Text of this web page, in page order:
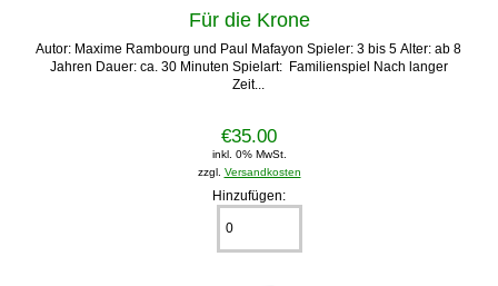
Für die Krone
Autor: Maxime Rambourg und Paul Mafayon Spieler: 3 bis 5 Alter: ab 8
Jahren Dauer: ca. 30 Minuten Spielart: Familienspiel Nach langer
Zeit...
€35.00
inkl. 0% MwSt.
zzgl. Versandkosten
Hinzufügen: